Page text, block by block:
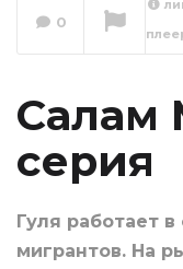
0
Салам
серия
Гуля работает
мигрантов. На